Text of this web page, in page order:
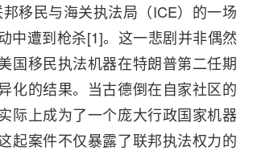
移民与海关执法局（ICE）的一场
中遭到枪杀[1]。这一悲剧并非偶然
国移民执法机器在特朗普第二任期
化的结果。当古德倒在自家社区的
际上成为了一个庞大行政国家机器
起案件不仅暴露了联邦执法权力的